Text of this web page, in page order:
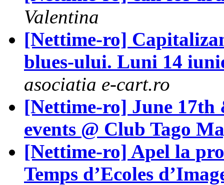
Valentina
[Nettime-ro]
blues-ului. Luni 14
asociatia e-cart.ro
[Nettime-ro] June
events @ Club Tago
[Nettime-ro] Apel la
Temps d’Ecoles